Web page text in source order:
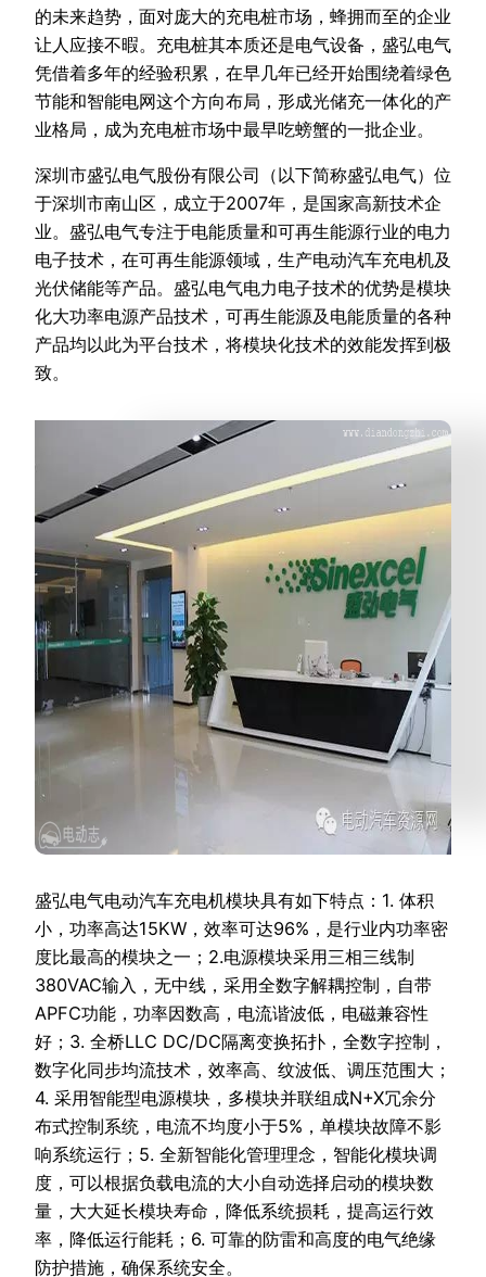
的未来趋势，面对庞大的充电桩市场，蜂拥而至的企业
让人应接不暇。充电桩其本质还是电气设备，盛弘电气
凭借着多年的经验积累，在早几年已经开始围绕着绿色
节能和智能电网这个方向布局，形成光储充一体化的产
业格局，成为充电桩市场中最早吃螃蟹的一批企业。
深圳市盛弘电气股份有限公司（以下简称盛弘电气）位
于深圳市南山区，成立于2007年，是国家高新技术企
业。盛弘电气专注于电能质量和可再生能源行业的电力
电子技术，在可再生能源领域，生产电动汽车充电机及
光伏储能等产品。盛弘电气电力电子技术的优势是模块
化大功率电源产品技术，可再生能源及电能质量的各种
产品均以此为平台技术，将模块化技术的效能发挥到极
致。
盛弘电气电动汽车充电机模块具有如下特点：1. 体积
小，功率高达15KW，效率可达96%，是行业内功率密
度比最高的模块之一；2.电源模块采用三相三线制
380VAC输入，无中线，采用全数字解耦控制，自带
APFC功能，功率因数高，电流谐波低，电磁兼容性
好；3. 全桥LLC DC/DC隔离变换拓扑，全数字控制，
数字化同步均流技术，效率高、纹波低、调压范围大；
4. 采用智能型电源模块，多模块并联组成N+X冗余分
布式控制系统，电流不均度小于5%，单模块故障不影
响系统运行；5. 全新智能化管理理念，智能化模块调
度，可以根据负载电流的大小自动选择启动的模块数
量，大大延长模块寿命，降低系统损耗，提高运行效
率，降低运行能耗；6. 可靠的防雷和高度的电气绝缘
防护措施，确保系统安全。